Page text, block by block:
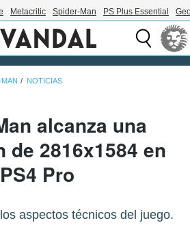
Metacritic Spider-Man PS Plus Essential
NOTICIAS
alcanza una
de 2816x1584 en
PS4 Pro
aspectos técnicos del juego.